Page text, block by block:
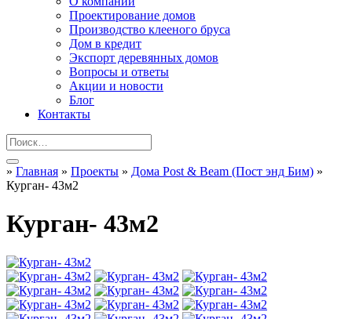
Проектирование домов
Производство клееного бруса
Дом в кредит
Экспорт деревянных домов
Вопросы и ответы
Акции и новости
Блог
Контакты
» Главная » Проекты » Дома Post & Beam (Пост энд Бим) »
Курган- 43м2
Курган- 43м2